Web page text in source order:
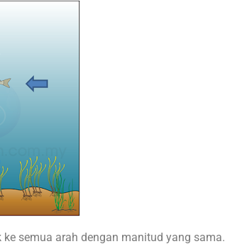
semua arah dengan manitud yang sama.